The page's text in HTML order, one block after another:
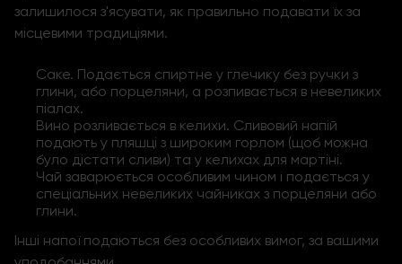
залишилося з'ясувати, як правильно подавати їх за
місцевими традиціями.
Саке. Подається спиртне у глечику без ручки з
глини, або порцеляни, а розпивається в невеликих
піалах.
Вино розливається в келихи. Сливовий напій
подають у пляшці з широким горлом (щоб можна
було дістати сливи) та у келихах для мартіні.
Чай заварюється особливим чином і подається у
спеціальних невеликих чайниках з порцеляни або
глини.
Інші напої подаються без особливих вимог, за вашими